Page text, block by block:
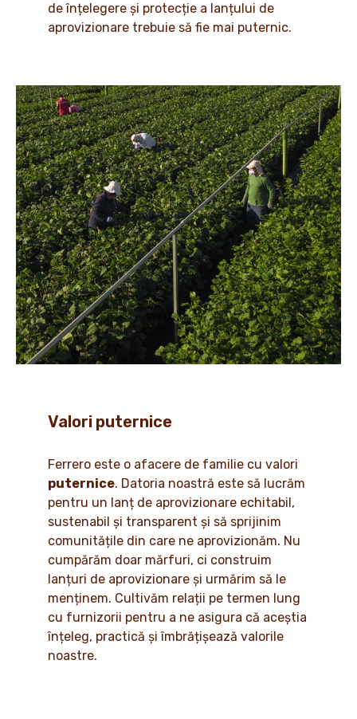
de înțelegere și protecție a lanțului de
aprovizionare trebuie să fie mai puternic.
Valori puternice
Ferrero este o afacere de familie cu valori
puternice. Datoria noastră este să lucrăm
pentru un lanț de aprovizionare echitabil,
sustenabil și transparent și să sprijinim
comunitățile din care ne aprovizionăm. Nu
cumpărăm doar mărfuri, ci construim
lanțuri de aprovizionare și urmărim să le
menținem. Cultivăm relații pe termen lung
cu furnizorii pentru a ne asigura că aceștia
înțeleg, practică și îmbrățișează valorile
noastre.